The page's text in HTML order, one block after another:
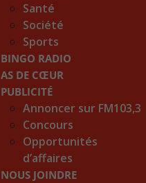
Santé
Société
Sports
BINGO RADIO
AS DE CŒUR
PUBLICITÉ
Annoncer sur FM103,3
Concours
Opportunités
d’affaires
NOUS JOINDRE